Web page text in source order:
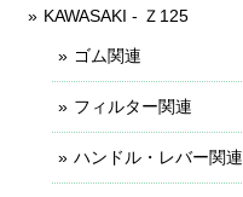
KAWASAKI - Ｚ125
ゴム関連
フィルター関連
ハンドル・レバー関連